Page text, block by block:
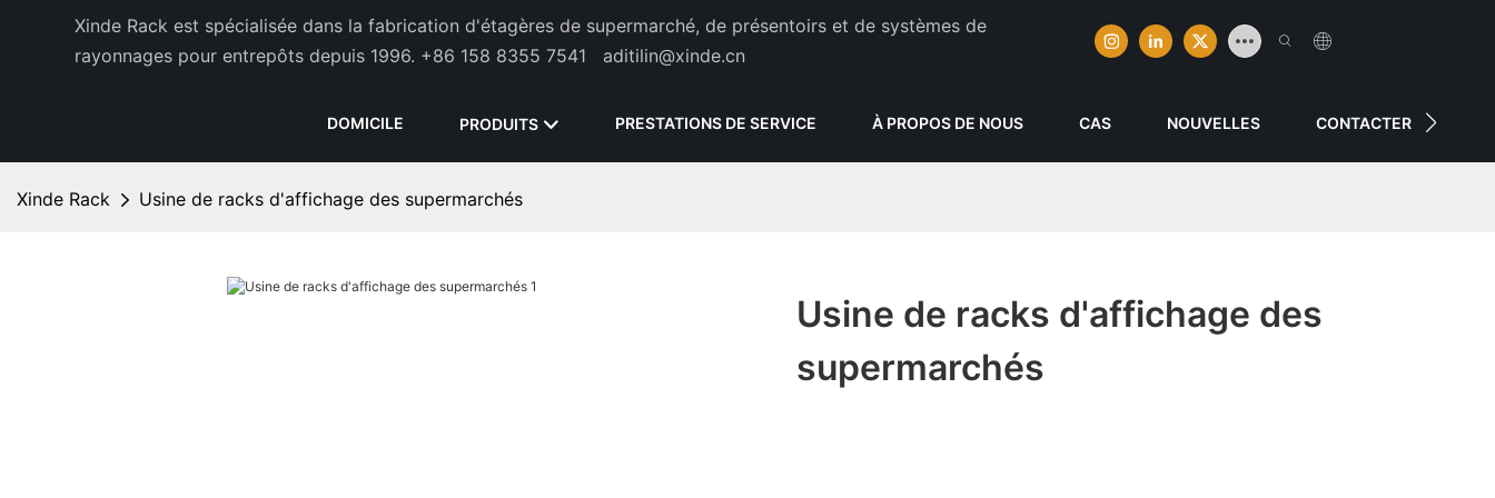
Xinde Rack est spécialisée dans la fabrication d'étagères de supermarché, de présentoirs et de systèmes de
rayonnages pour entrepôts depuis 1996. +86 158 8355 7541 aditilin@xinde.cn
DOMICILE PRODUITS PRESTATIONS DE SERVICE À PROPOS DE NOUS CAS NOUVELLES CONTACTER
Xinde Rack Usine de racks d'affichage des supermarchés
Usine de racks d'affichage des
supermarchés